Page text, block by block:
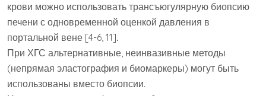
крови можно использовать трансъюгулярную биопсию
печени с одновременной оценкой давления в
портальной вене [4-6, 11].
При ХГС альтернативные, неинвазивные методы
(непрямая эластография и биомаркеры) могут быть
использованы вместо биопсии.